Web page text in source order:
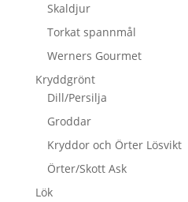
Skaldjur
Torkat spannmål
Werners Gourmet
Kryddgrönt
Dill/Persilja
Groddar
Kryddor och Örter Lösvikt
Örter/Skott Ask
Lök